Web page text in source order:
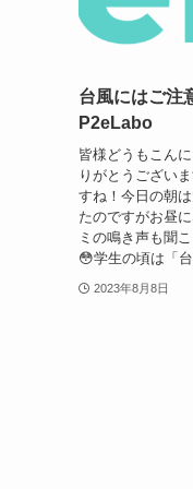
台風にはご
P2eLabo
皆様どうもこん
りがとうござい
すね！今日の朝
たのですがお昼
ミの鳴き声も聞
😳学生の頃は「台
2023年8月8日